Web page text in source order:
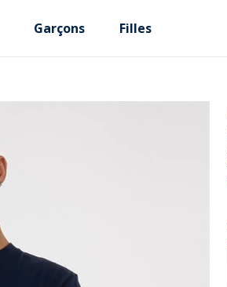
Garçons Filles